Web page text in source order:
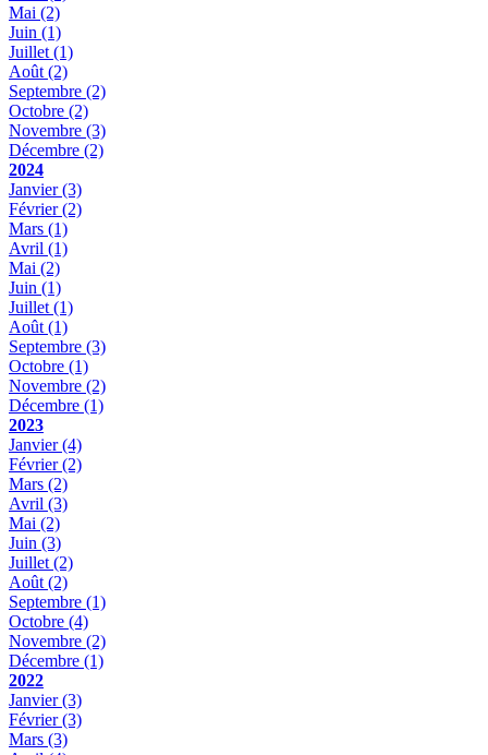
Mai (2)
Juin (1)
Juillet (1)
Août (2)
Septembre (2)
Octobre (2)
Novembre (3)
Décembre (2)
2024
Janvier(3)
Février(2)
Mars (1)
Avril (1)
Mai (2)
Juin (1)
Juillet (1)
Août (1)
Septembre (3)
Octobre (1)
Novembre (2)
Décembre (1)
2023
Janvier(4)
Février(2)
Mars (2)
Avril (3)
Mai (2)
Juin (3)
Juillet (2)
Août (2)
Septembre (1)
Octobre (4)
Novembre (2)
Décembre (1)
2022
Janvier(3)
Février(3)
Mars (3)